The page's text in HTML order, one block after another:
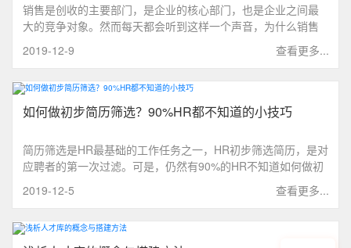
销售是创收的主要部门，是企业的核心部门，也是企业之间最
大的竞争对象。然而每天都会听到这样一个声音，为什么销售
这么难招人？本文将给大家分享4个技巧，告别销售难招人情
况。
查看更多...
2019-12-9
如何做初步简历筛选？90%HR都不知道的小技巧
简历筛选是HR最基础的工作任务之一，HR初步筛选简历，是对
应聘者的第一次过滤。可是，仍然有90%的HR不知道如何做初
步简历筛选。本文将分享一些简历初步筛选技巧，帮助HR在筛
选简历的过程中提高工作效率，节省工作时间。
查看更多...
2019-12-5